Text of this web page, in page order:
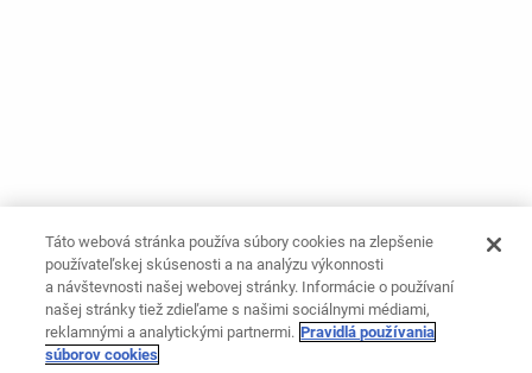
Táto webová stránka používa súbory cookies na zlepšenie
používateľskej skúsenosti a na analýzu výkonnosti
a návštevnosti našej webovej stránky. Informácie o používaní
našej stránky tiež zdieľame s našimi sociálnymi médiami,
reklamnými a analytickými partnermi. Pravidlá používania
súborov cookies